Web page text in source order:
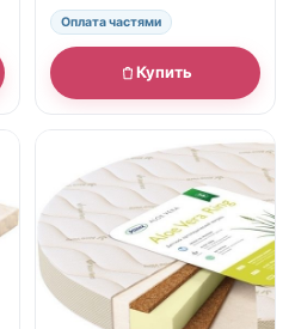
Оплата частями
Купить
● в наличии